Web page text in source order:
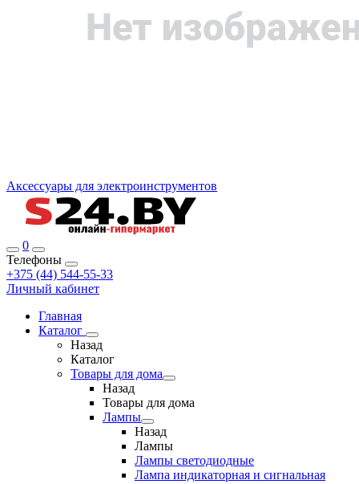
Аксессуары для электроинструментов
0
Телефоны
+375 (44) 544-55-33
Личный кабинет
Главная
Каталог
Назад
Каталог
Товары для дома
Назад
Товары для дома
Лампы
Назад
Лампы
Лампы светодиодные
Лампа индикаторная и сигнальная